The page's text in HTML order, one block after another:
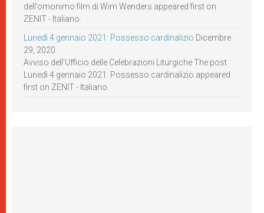
dell’omonimo film di Wim Wenders appeared first on
ZENIT - Italiano.
Lunedì 4 gennaio 2021: Possesso cardinalizio Dicembre
29, 2020
Avviso dell’Ufficio delle Celebrazioni Liturgiche The post
Lunedì 4 gennaio 2021: Possesso cardinalizio appeared
first on ZENIT - Italiano.